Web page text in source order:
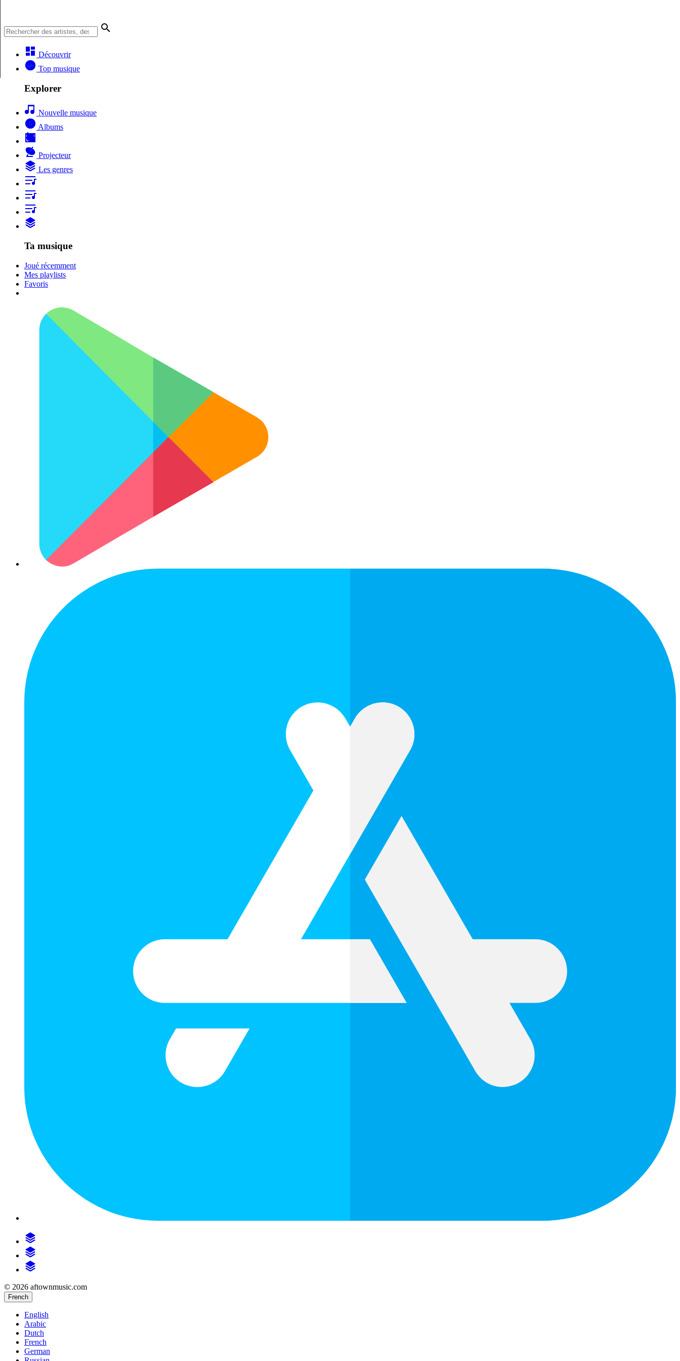
Découvrir
Top musique
Explorer
Nouvelle musique
Albums
Projecteur
Les genres
Ta musique
Joué récemment
Mes playlists
Favoris
© 2026 aftownmusic.com
French
English
Arabic
Dutch
French
German